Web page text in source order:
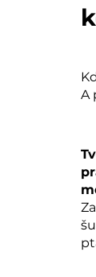
A